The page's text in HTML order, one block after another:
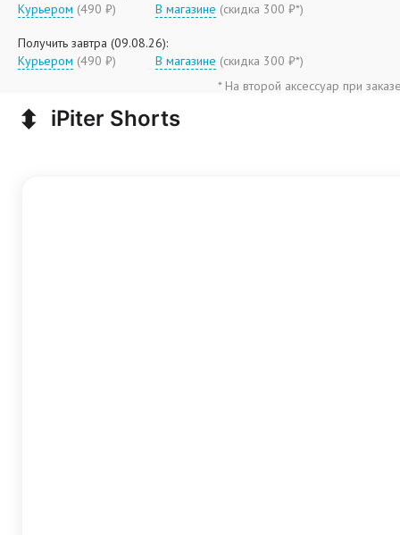
Курьером (490 ₽) В магазине (скидка 300 ₽*)
Получить завтра (09.08.26):
Курьером (490 ₽) В магазине (скидка 300 ₽*)
* На второй аксессуар при
⬍ iPiter Shorts